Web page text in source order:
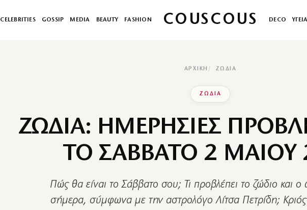
CELEBRITIES GOSSIP MEDIA BEAUTY FASHION COUSCOUS DECO ΥΓΕΙΑ
ΑΡΧΙΚΉ ΖΩΔΙΑ
ΖΩΔΙΑ
ΖΩΔΙΑ: ΗΜΕΡΗΣΙΕΣ
ΤΟ ΣΑΒΒΑΤΟ 2 ΜΑΙΟΥ
Πώς θα είναι το Σάββατο σου; Τι προβλέπει το ζώδιο και
σήμερα, σύμφωνα με την αστρολόγο Λίτσα Πετρίδη; Κριός